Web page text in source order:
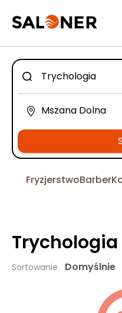
FryzjerstwoBarber
Trychologia
Sortowanie Domyślnie